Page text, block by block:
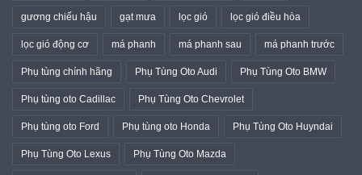
gương chiếu hậu gạt mưa lọc gió lọc gió điều hòa
lọc gió động cơ má phanh má phanh sau má phanh trước
Phụ tùng chính hãng Phụ Tùng Oto Audi Phụ Tùng Oto BMW
Phụ tùng oto Cadillac Phụ Tùng Oto Chevrolet
Phụ tùng oto Ford Phụ tùng oto Honda Phụ Tùng Oto Huyndai
Phụ Tùng Oto Lexus Phụ Tùng Oto Mazda